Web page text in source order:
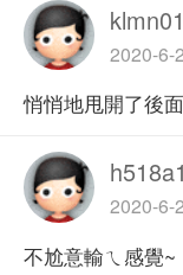
2020-6-
悄悄地甩開了後
h518a1
2020-6-
不尬意輸ㄟ感覺~